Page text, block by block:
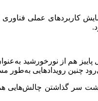
کاربردهای عملی
هم از نورخورشید
چنین رویدادهایی به‌طور
سر گذاشتن چالش‌هایی